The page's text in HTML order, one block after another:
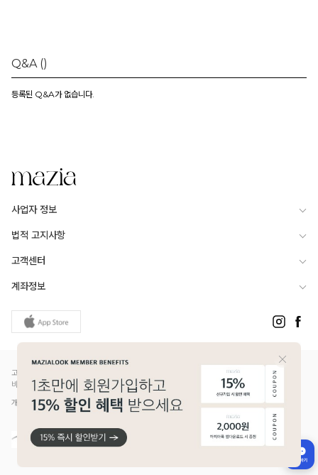
Q&A ()
등록된 Q&A가 없습니다.
사업자 정보
법적 고지사항
고객센터
계좌정보
고객님은 안전거래를 위해 현금 등으로 결제 시 저희 쇼핑몰에서 가입한 PG사의 구매안전서
비스를 이용하실 수 있습니다.
개인정보보호배상책임보험(Ⅱ) 가입 - 메리츠화재 증권번호 14610-1327